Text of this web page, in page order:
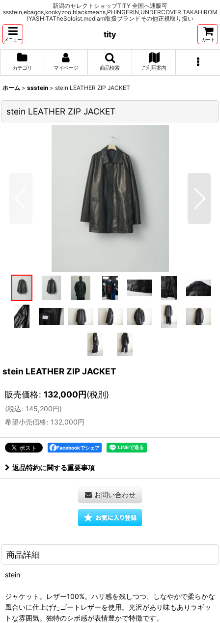
新潟のセレクトショップTITY 全国へ通販可
ssstein,ebagos,kookyzoo,blackmeans,PHINGERIN,UNDERCOVER,TAKAHIROM
IYASHITATheSoloist.mediam取扱ブランドその他正規取り扱い
メニュー
tity
カート
カテゴリ マイページ 商品検索 ご利用案内
ホーム > ssstein > stein LEATHER ZIP JACKET
stein LEATHER ZIP JACKET
stein LEATHER ZIP JACKET
販売価格: 132,000円(税別)
(税込: 145,200円)
希望小売価格: 132,000円
Facebookでシェア
返品特約に関する重要事項
お問い合わせ
商品詳細
stein
ジャケット。レザー100%。ハリ感を残しつつ、しなやかで柔らかな
風合いに仕上げたゴートレザーを使用。光沢があり味もありラギッ
トな雰囲気。独特のシボ感が表情豊かで特徴です。